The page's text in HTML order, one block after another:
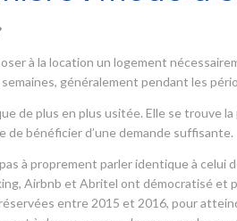
à la location un logement
généralement pendant les
de plus en plus usitée. Elle se trouve
de bénéficier d’une demande suffisante.
à proprement parler identique à celui
Airbnb et Abritel ont démocratisé et
entre 2015 et 2016, pour